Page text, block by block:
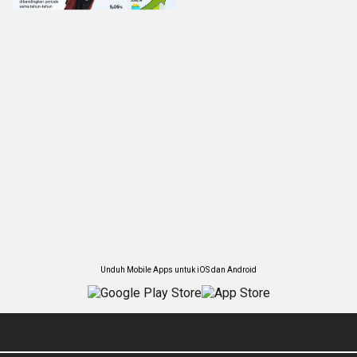
Unduh Mobile Apps untuk iOS dan Android